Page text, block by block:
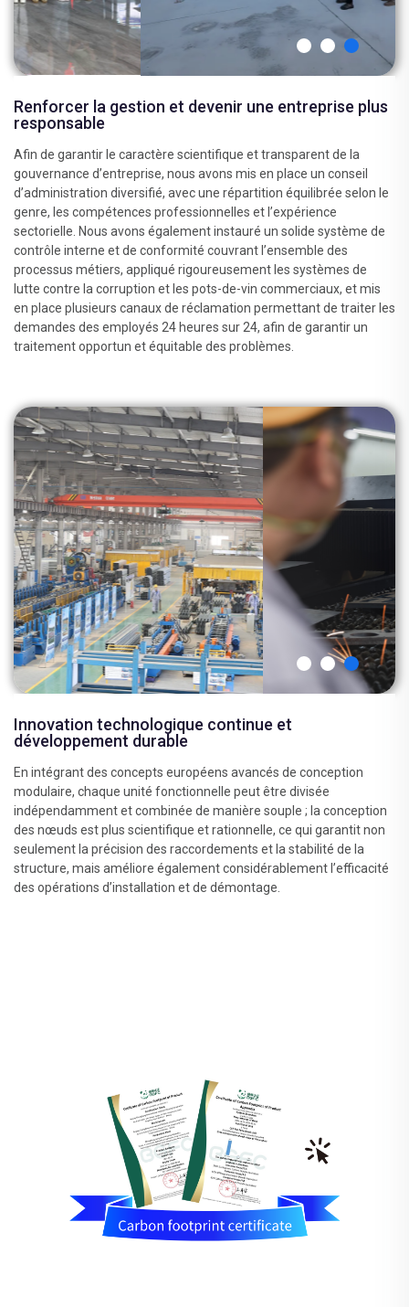
Renforcer la gestion et devenir une entreprise plus
responsable
Afin de garantir le caractère scientifique et transparent de la
gouvernance d’entreprise, nous avons mis en place un conseil
d’administration diversifié, avec une répartition équilibrée selon le
genre, les compétences professionnelles et l’expérience
sectorielle. Nous avons également instauré un solide système de
contrôle interne et de conformité couvrant l’ensemble des
processus métiers, appliqué rigoureusement les systèmes de
lutte contre la corruption et les pots-de-vin commerciaux, et mis
en place plusieurs canaux de réclamation permettant de traiter les
demandes des employés 24 heures sur 24, afin de garantir un
traitement opportun et équitable des problèmes.
Innovation technologique continue et
développement durable
En intégrant des concepts européens avancés de conception
modulaire, chaque unité fonctionnelle peut être divisée
indépendamment et combinée de manière souple ; la conception
des nœuds est plus scientifique et rationnelle, ce qui garantit non
seulement la précision des raccordements et la stabilité de la
structure, mais améliore également considérablement l’efficacité
des opérations d’installation et de démontage.